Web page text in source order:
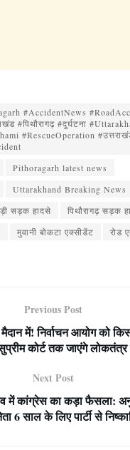
#AccidentNews
#पिथौरागढ़ #दुर्घटना
#RescueOperation
Pithoragarh latest news
Uttarakhand Breaking News
सड़क हादसे
पिथौरागढ़ सड़क
मुवानी बोकटा एक्सीडेंट
रोड
Previous Post
मैदान में! निर्वाचन आयोग को
कोर्ट तक जाएंगे लोकतंत्र
Next Post
में कांग्रेस का कड़ा फैसला:
6 साल के लिए पार्टी से